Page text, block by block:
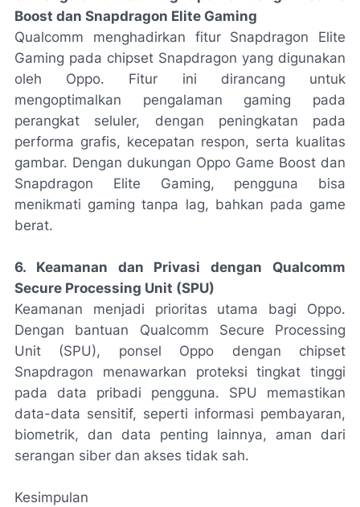
Boost dan Snapdragon Elite Gaming
Qualcomm menghadirkan fitur Snapdragon Elite
Gaming pada chipset Snapdragon yang digunakan
oleh Oppo. Fitur ini dirancang untuk
mengoptimalkan pengalaman gaming pada
perangkat seluler, dengan peningkatan pada
performa grafis, kecepatan respon, serta kualitas
gambar. Dengan dukungan Oppo Game Boost dan
Snapdragon Elite Gaming, pengguna bisa
menikmati gaming tanpa lag, bahkan pada game
berat.
6. Keamanan dan Privasi dengan Qualcomm
Secure Processing Unit (SPU)
Keamanan menjadi prioritas utama bagi Oppo.
Dengan bantuan Qualcomm Secure Processing
Unit (SPU), ponsel Oppo dengan chipset
Snapdragon menawarkan proteksi tingkat tinggi
pada data pribadi pengguna. SPU memastikan
data-data sensitif, seperti informasi pembayaran,
biometrik, dan data penting lainnya, aman dari
serangan siber dan akses tidak sah.
Kesimpulan